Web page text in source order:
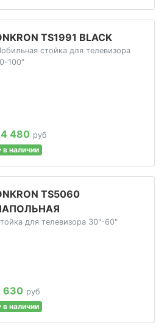
TS1991 BLACK
стойка для телевизора
100"
480 руб
в наличии
TS5060
для телевизора 30"-60"
630 руб
в наличии